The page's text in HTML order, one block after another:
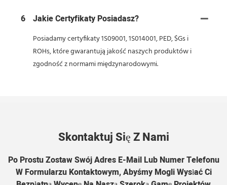
6 Jakie Certyfikaty Posiadasz?
Posiadamy certyfikaty 1S09001, 1S014001, PED, $Gs i
ROHs, które gwarantują jakość naszych produktów i
zgodność z normami międzynarodowymi.
Skontaktuj Się Z Nami
Po Prostu Zostaw Swój Adres E-Mail Lub Numer Telefonu
W Formularzu Kontaktowym, Abyśmy Mogli Wysłać Ci